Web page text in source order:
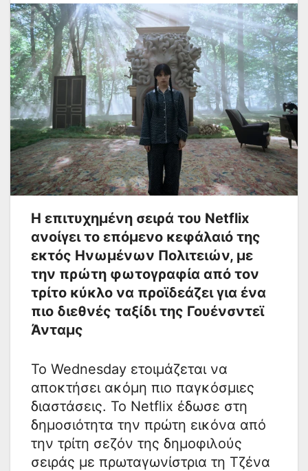
Η επιτυχημένη σειρά του Netflix
ανοίγει το επόμενο κεφάλαιό της
εκτός Ηνωμένων Πολιτειών, με
την πρώτη φωτογραφία από τον
τρίτο κύκλο να προϊδεάζει για ένα
πιο διεθνές ταξίδι της Γουένσντεϊ
Άνταμς
Το Wednesday ετοιμάζεται να
αποκτήσει ακόμη πιο παγκόσμιες
διαστάσεις. Το Netflix έδωσε στη
δημοσιότητα την πρώτη εικόνα από
την τρίτη σεζόν της δημοφιλούς
σειράς με πρωταγωνίστρια τη Τζένα